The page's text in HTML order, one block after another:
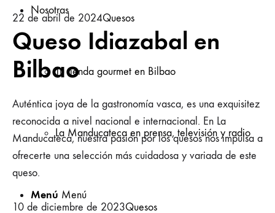
Nosotras
Tu tienda gourmet en Bilbao
La Manducateca en prensa, televisión y radio
Menú Menú
22 de abril de 2024Quesos
Queso Idiazabal en
Bilbao
Auténtica joya de la gastronomía vasca, es una exquisitez
reconocida a nivel nacional e internacional. En La
Manducateca, nuestra pasión por los quesos nos impulsa a
ofrecerte una selección más cuidadosa y variada de este
queso.
10 de diciembre de 2023Quesos